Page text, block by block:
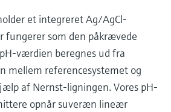
et integreret Ag/AgCl-
fungerer som den påkrævede
værdien beregnes ud fra
mellem referencesystemet og
af Nernst-ligningen. Vores pH-
opnår suveræn lineær